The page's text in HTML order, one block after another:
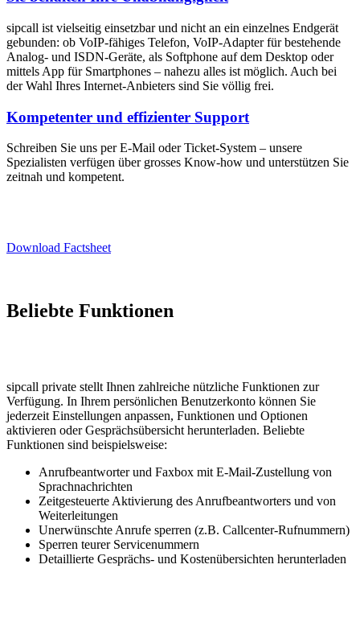
sipcall ist vielseitig einsetzbar und nicht an ein einzelnes Endgerät
gebunden: ob VoIP-fähiges Telefon, VoIP-Adapter für bestehende
Analog- und ISDN-Geräte, als Softphone auf dem Desktop oder
mittels App für Smartphones – nahezu alles ist möglich. Auch bei
der Wahl Ihres Internet-Anbieters sind Sie völlig frei.
Kompetenter und effizienter Support
Schreiben Sie uns per E-Mail oder Ticket-System – unsere
Spezialisten verfügen über grosses Know-how und unterstützen Sie
zeitnah und kompetent.
Download Factsheet
Beliebte Funktionen
sipcall private stellt Ihnen zahlreiche nützliche Funktionen zur
Verfügung. In Ihrem persönlichen Benutzerkonto können Sie
jederzeit Einstellungen anpassen, Funktionen und Optionen
aktivieren oder Gesprächsübersicht herunterladen. Beliebte
Funktionen sind beispielsweise:
Anrufbeantworter und Faxbox mit E-Mail-Zustellung von
Sprachnachrichten
Zeitgesteuerte Aktivierung des Anrufbeantworters und von
Weiterleitungen
Unerwünschte Anrufe sperren (z.B. Callcenter-Rufnummern)
Sperren teurer Servicenummern
Detaillierte Gesprächs- und Kostenübersichten herunterladen